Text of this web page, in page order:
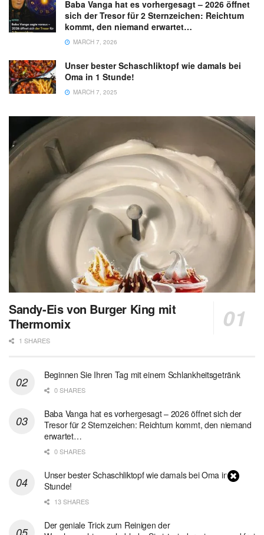
Baba Vanga hat es vorhergesagt – 2026 öffnet
sich der Tresor für 2 Sternzeichen: Reichtum
kommt, den niemand erwartet…
MARCH 7, 2026
Unser bester Schaschliktopf wie damals bei
Oma in 1 Stunde!
MARCH 7, 2025
Sandy-Eis von Burger King mit
Thermomix
1 SHARES
Beginnen Sie Ihren Tag mit einem Schlankheitsgetränk
0 SHARES
Baba Vanga hat es vorhergesagt – 2026 öffnet sich der
Tresor für 2 Sternzeichen: Reichtum kommt, den niemand
erwartet…
0 SHARES
Unser bester Schaschliktopf wie damals bei Oma in 1
Stunde!
13 SHARES
Der geniale Trick zum Reinigen der